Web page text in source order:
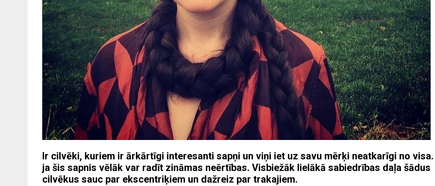
Ir cilvēki, kuriem ir ārkārtīgi interesanti sapņi un viņi iet uz savu mērķi neatkarīgi no
ja šis sapnis vēlāk var radīt zināmas neērtības. Visbiežāk lielākā sabiedrības daļa šādus
cilvēkus sauc par ekscentriķiem un dažreiz par trakajiem.